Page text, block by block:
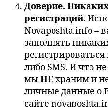
Доверие.
регистраций.
Novaposhta.info –
заполнять
либо SMS. И что
мыНЕхраним и
личные данные о
сайте